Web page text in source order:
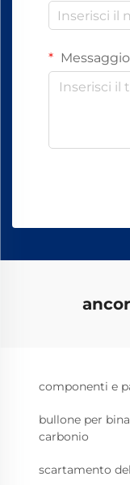
Messaggio
componenti e
bullone per
carbonio
scartamento